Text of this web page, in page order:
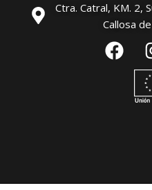
Ctra. Catral, KM. 2,
Callosa